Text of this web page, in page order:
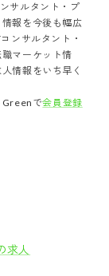
サルタント・プ
報を今後も幅広
ンサルタント・
マーケット情
情報をいち早く
Greenで会員登録
求人